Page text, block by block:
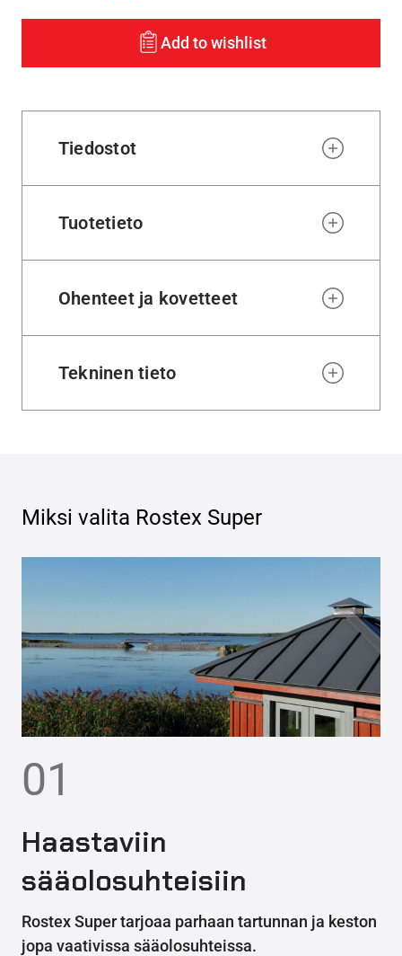
Add to wishlist
Tiedostot
Tuotetieto
Ohenteet ja kovetteet
Tekninen tieto
Miksi valita Rostex Super
01
Haastaviin
sääolosuhteisiin
Rostex Super tarjoaa parhaan tartunnan ja keston
jopa vaativissa sääolosuhteissa.